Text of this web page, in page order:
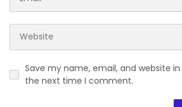
Save my name, email, and website
the next time I comment.